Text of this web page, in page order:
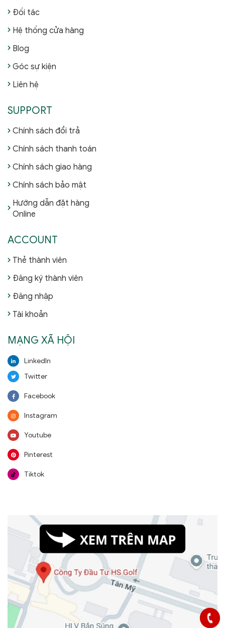
Đối tác
Hệ thống cửa hàng
Blog
Góc sự kiện
Liên hệ
SUPPORT
Chính sách đổi trả
Chính sách thanh toán
Chính sách giao hàng
Chính sách bảo mật
Hướng dẫn đặt hàng
Online
ACCOUNT
Thẻ thành viên
Đăng ký thành viên
Đăng nhập
Tài khoản
MẠNG XÃ HỘI
LinkedIn
Twitter
Facebook
Instagram
Youtube
Pinterest
Tiktok